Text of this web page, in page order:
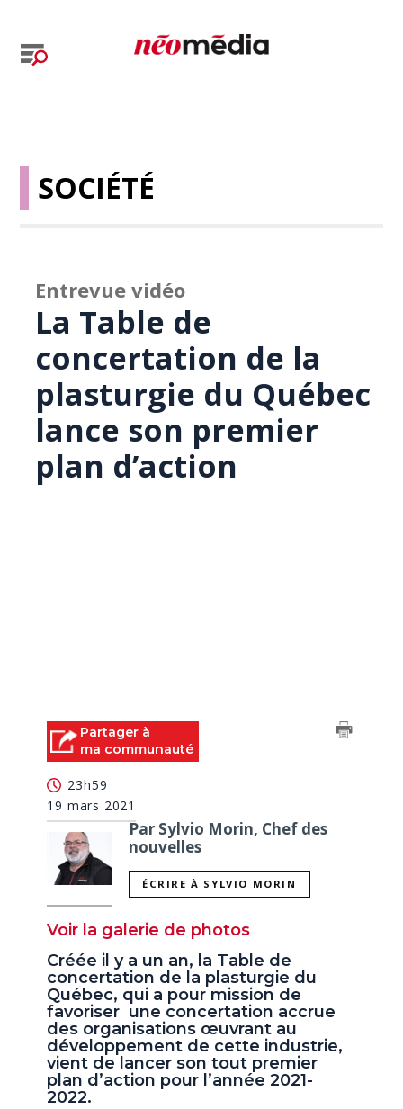
SOCIÉTÉ
Entrevue vidéo
La Table de
concertation de la
plasturgie du Québec
lance son premier
plan d’action
Partager à
ma communauté
23h59
19 mars 2021
Par Sylvio Morin, Chef des
nouvelles
ÉCRIRE À SYLVIO MORIN
Voir la galerie de photos
Créée il y a un an, la Table de
concertation de la plasturgie du
Québec, qui a pour mission de
favoriser une concertation accrue
des organisations œuvrant au
développement de cette industrie,
vient de lancer son tout premier
plan d’action pour l’année 2021-
2022.